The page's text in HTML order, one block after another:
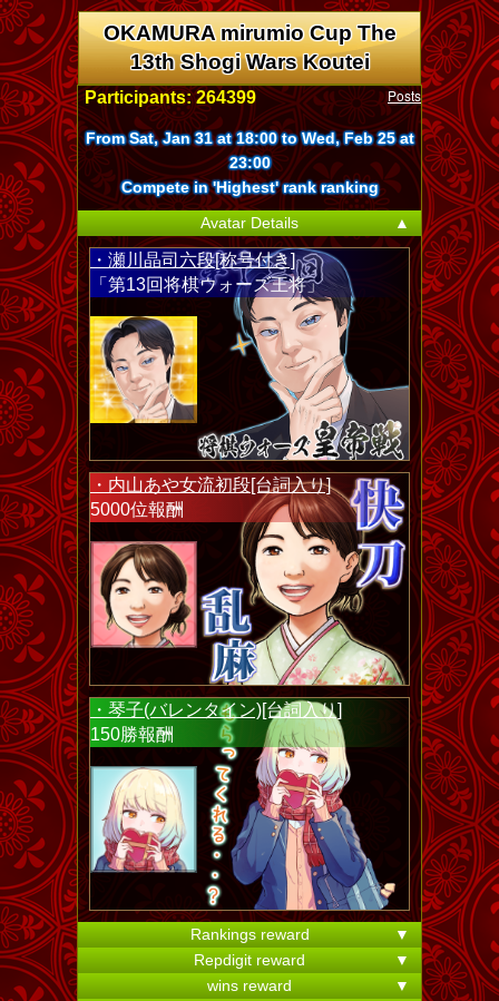
OKAMURA mirumio Cup The
13th Shogi Wars Koutei
Posts
Participants: 264399
From Sat, Jan 31 at 18:00 to Wed, Feb 25 at
23:00
Compete in 'Highest' rank ranking
Avatar Details
▲
・瀬川晶司六段[称号付き]
「第13回将棋ウォーズ王将」
・内山あや女流初段[台詞入り]
5000位報酬
・琴子(バレンタイン)[台詞入り]
150勝報酬
Rankings reward
▼
Repdigit reward
▼
wins reward
▼